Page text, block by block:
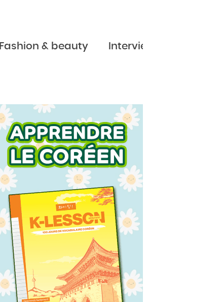
Fashion & beauty Interviews